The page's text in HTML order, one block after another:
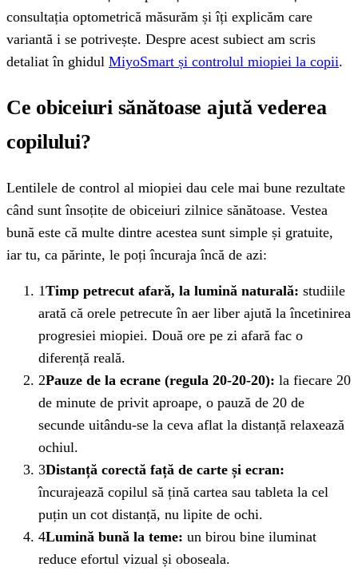
consultația optometrică măsurăm și îți explicăm care
variantă i se potrivește. Despre acest subiect am scris
detaliat în ghidul MiyoSmart și controlul miopiei la copii.
Ce obiceiuri sănătoase ajută vederea
copilului?
Lentilele de control al miopiei dau cele mai bune rezultate
când sunt însoțite de obiceiuri zilnice sănătoase. Vestea
bună este că multe dintre acestea sunt simple și gratuite,
iar tu, ca părinte, le poți încuraja încă de azi:
1Timp petrecut afară, la lumină naturală: studiile
arată că orele petrecute în aer liber ajută la încetinirea
progresiei miopiei. Două ore pe zi afară fac o
diferență reală.
2Pauze de la ecrane (regula 20-20-20): la fiecare 20
de minute de privit aproape, o pauză de 20 de
secunde uitându-se la ceva aflat la distanță relaxează
ochiul.
3Distanță corectă față de carte și ecran:
încurajează copilul să țină cartea sau tableta la cel
puțin un cot distanță, nu lipite de ochi.
4Lumină bună la teme: un birou bine iluminat
reduce efortul vizual și oboseala.